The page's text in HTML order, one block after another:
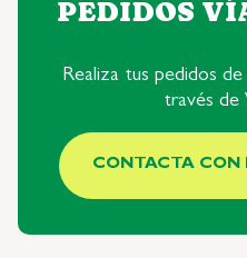
PEDIDOS
Realiza tus pedidos
través de
CONTACTA CON